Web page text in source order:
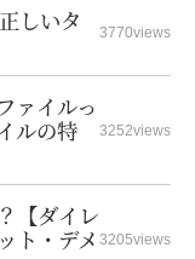
しいタ
3770views
ァイルっ
ルの特
3252views
【ダイレ
ト・デメ 3205views